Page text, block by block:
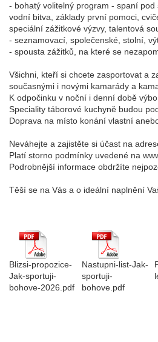
- bohatý volitelný program - spaní
vodní bitva, základy první pomoci,
speciální zážitkové výzvy, talentová
- seznamovací, společenské, stolní,
- spousta zážitků, na které se
Všichni, kteří si chcete zasportovat a
současnými i novými kamarády a
K odpočinku v noční i denní době
Speciality táborové kuchyně budou
Doprava na místo konání vlastní
Neváhejte a zajistěte si účast na
Platí storno podmínky uvedené na
Podrobnější informace obdržíte
Těší se na Vás a o ideální naplnění
Blizsi-propozice-
Jak-sportuji-
bohove-2026.pdf
Nastupni-list-Jak-
sportuji-
bohove.pdf